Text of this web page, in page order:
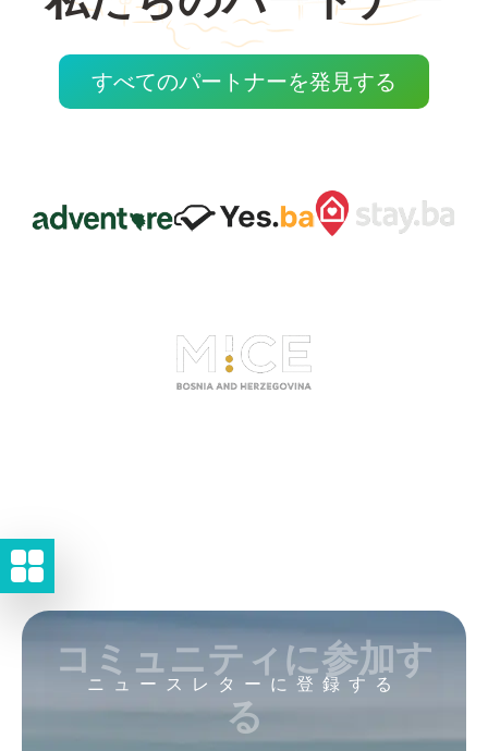
すべてのパートナーを発見する
ニュースレターに登録する
コミュニティに参加す
る